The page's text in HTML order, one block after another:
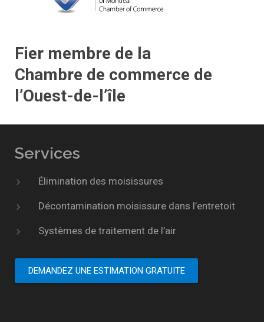
Fier membre de la
Chambre de commerce de
l’Ouest-de-l’île
Services
Élimination des moisissures
Décontamination moisissure dans l’entretoit
Systèmes de traitement de l’air
DEMANDEZ UNE ESTIMATION GRATUITE